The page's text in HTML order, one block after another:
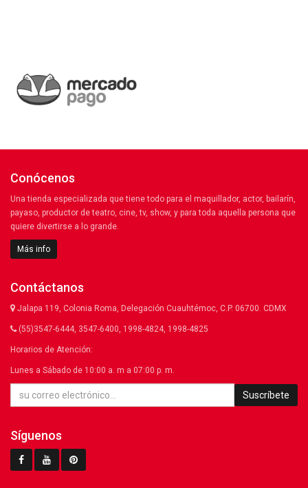
Conócenos
Una tienda especializada que tiene todo para el maquillador, actor, bailarín,
payaso, productor de teatro, cine, tv, show, y para toda aquella persona que
quiere divertirse a lo grande.
Más info
Contáctanos
Jalapa 119, Colonia Roma, Delegación Cuauhtémoc, C.P. 06700. CDMX
(55)3547-6444, 3547-6400, 1998-4824, 1998-4825
Horarios de Atención:
Lunes a Sábado de 10:00 a. m a 07:00 p. m.
Suscríbete
Síguenos